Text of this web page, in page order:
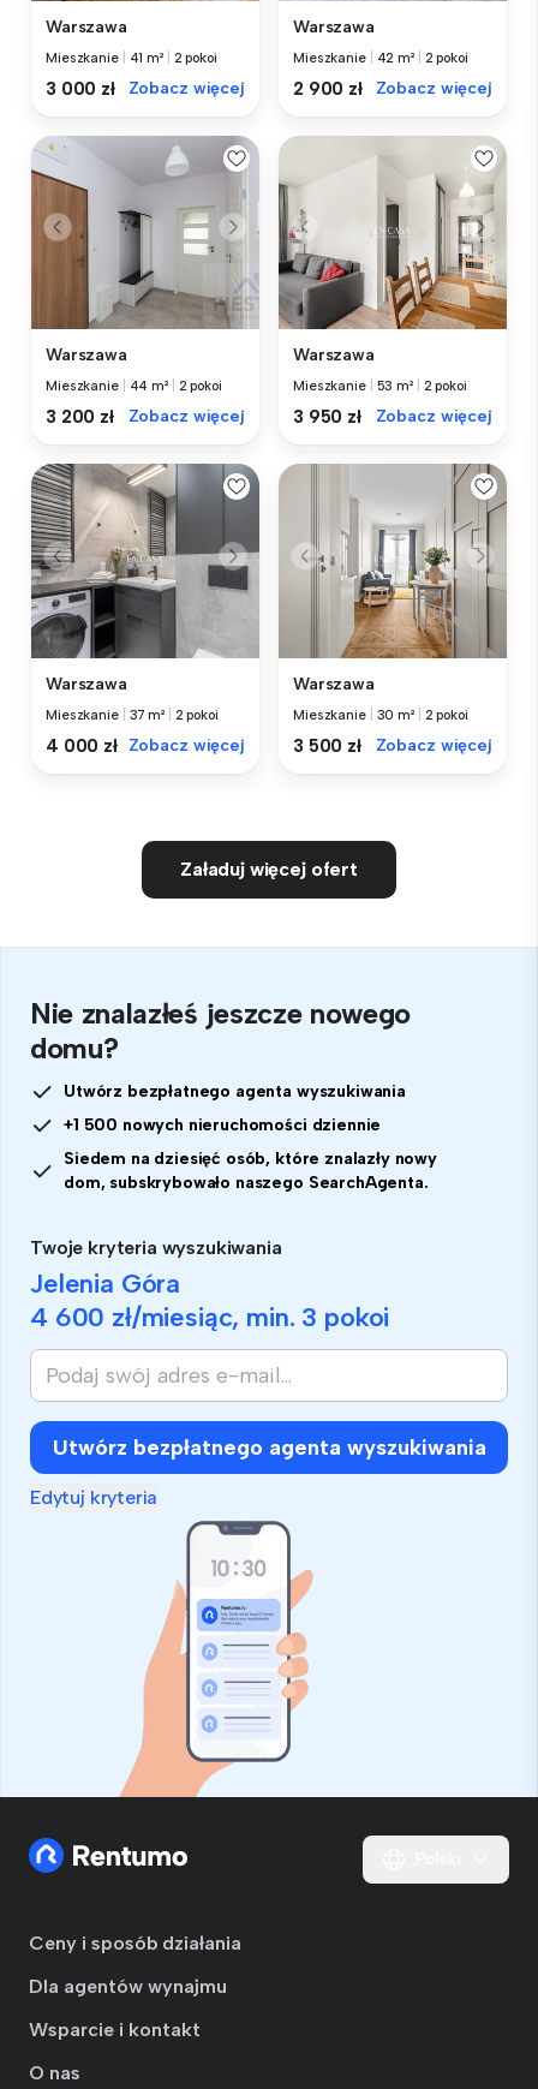
Warszawa
Mieszkanie 41 m² 2 pokoi
3 000 zł Zobacz więcej
Warszawa
Mieszkanie 42 m² 2 pokoi
2 900 zł Zobacz więcej
Warszawa
Mieszkanie 44 m² 2 pokoi
3 200 zł Zobacz więcej
Warszawa
Mieszkanie 53 m² 2 pokoi
3 950 zł Zobacz więcej
Warszawa
Mieszkanie 37 m² 2 pokoi
4 000 zł Zobacz więcej
Warszawa
Mieszkanie 30 m² 2 pokoi
3 500 zł Zobacz więcej
Załaduj więcej ofert
Nie znalazłeś jeszcze nowego
domu?
Utwórz bezpłatnego agenta wyszukiwania
+1 500 nowych nieruchomości dziennie
Siedem na dziesięć osób, które znalazły nowy
dom, subskrybowało naszego SearchAgenta.
Twoje kryteria wyszukiwania
Jelenia Góra
4 600 zł/miesiąc, min. 3 pokoi
Utwórz bezpłatnego agenta wyszukiwania
Edytuj kryteria
Ceny i sposób działania
Dla agentów wynajmu
Wsparcie i kontakt
O nas